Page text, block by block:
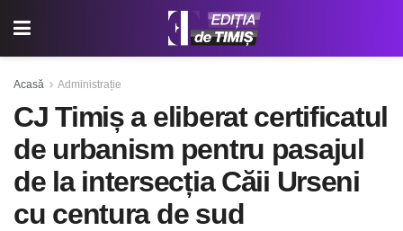
Acasă Administrație
CJ Timiș a eliberat certificatul
de urbanism pentru pasajul
de la intersecția Căii Urseni
cu centura de sud